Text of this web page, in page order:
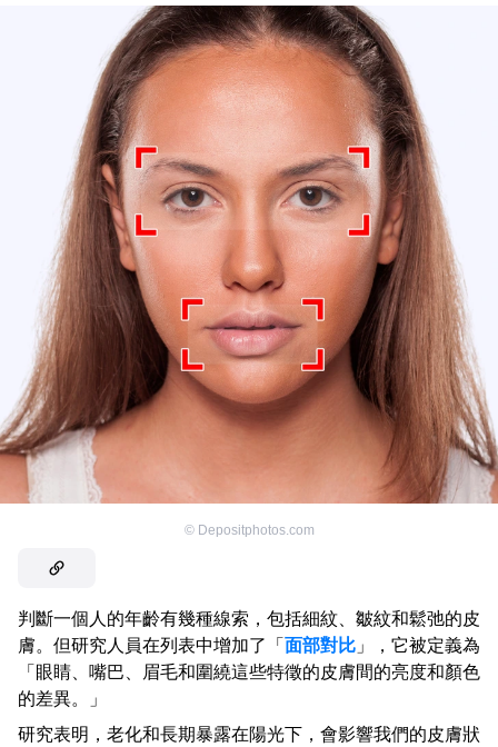
© Depositphotos.com
判斷一個人的年齡有幾種線索，包括細紋、皺紋和鬆弛的皮
膚。但研究人員在列表中增加了「 面部對比 」，它被定義為
「眼睛、嘴巴、眉毛和圍繞這些特徵的皮膚間的亮度和顏色
的差異。」
研究表明，老化和長期暴露在陽光下，會影響我們的皮膚狀